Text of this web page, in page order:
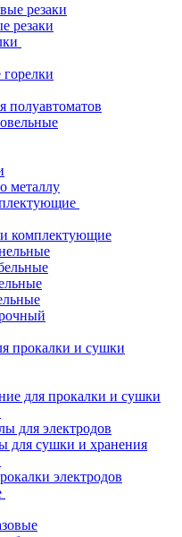
резаки
резаки
полуавтоматов
металлу
комплектующие
прокалки и сушки
для прокалки и сушки
для электродов
для сушки и хранения
электродов